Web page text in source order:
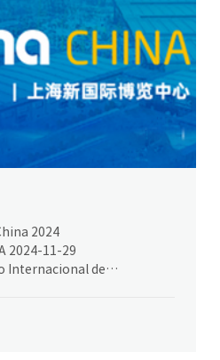
2024
2024-11-29
Internacional de